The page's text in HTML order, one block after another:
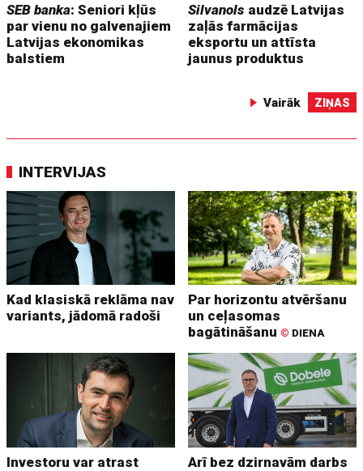
SEB banka: Seniori kļūs
par vienu no galvenajiem
Latvijas ekonomikas
balstiem
Silvanols audzē Latvijas
zaļās farmācijas
eksportu un attīsta
jaunus produktus
Vairāk ZIŅAS
INTERVIJAS
Kad klasiskā reklāma nav
variants, jādomā radoši
Par horizontu atvēršanu
un ceļasomas
bagātināšanu © DIENA
Investoru var atrast
Arī bez dzirnavām darbs